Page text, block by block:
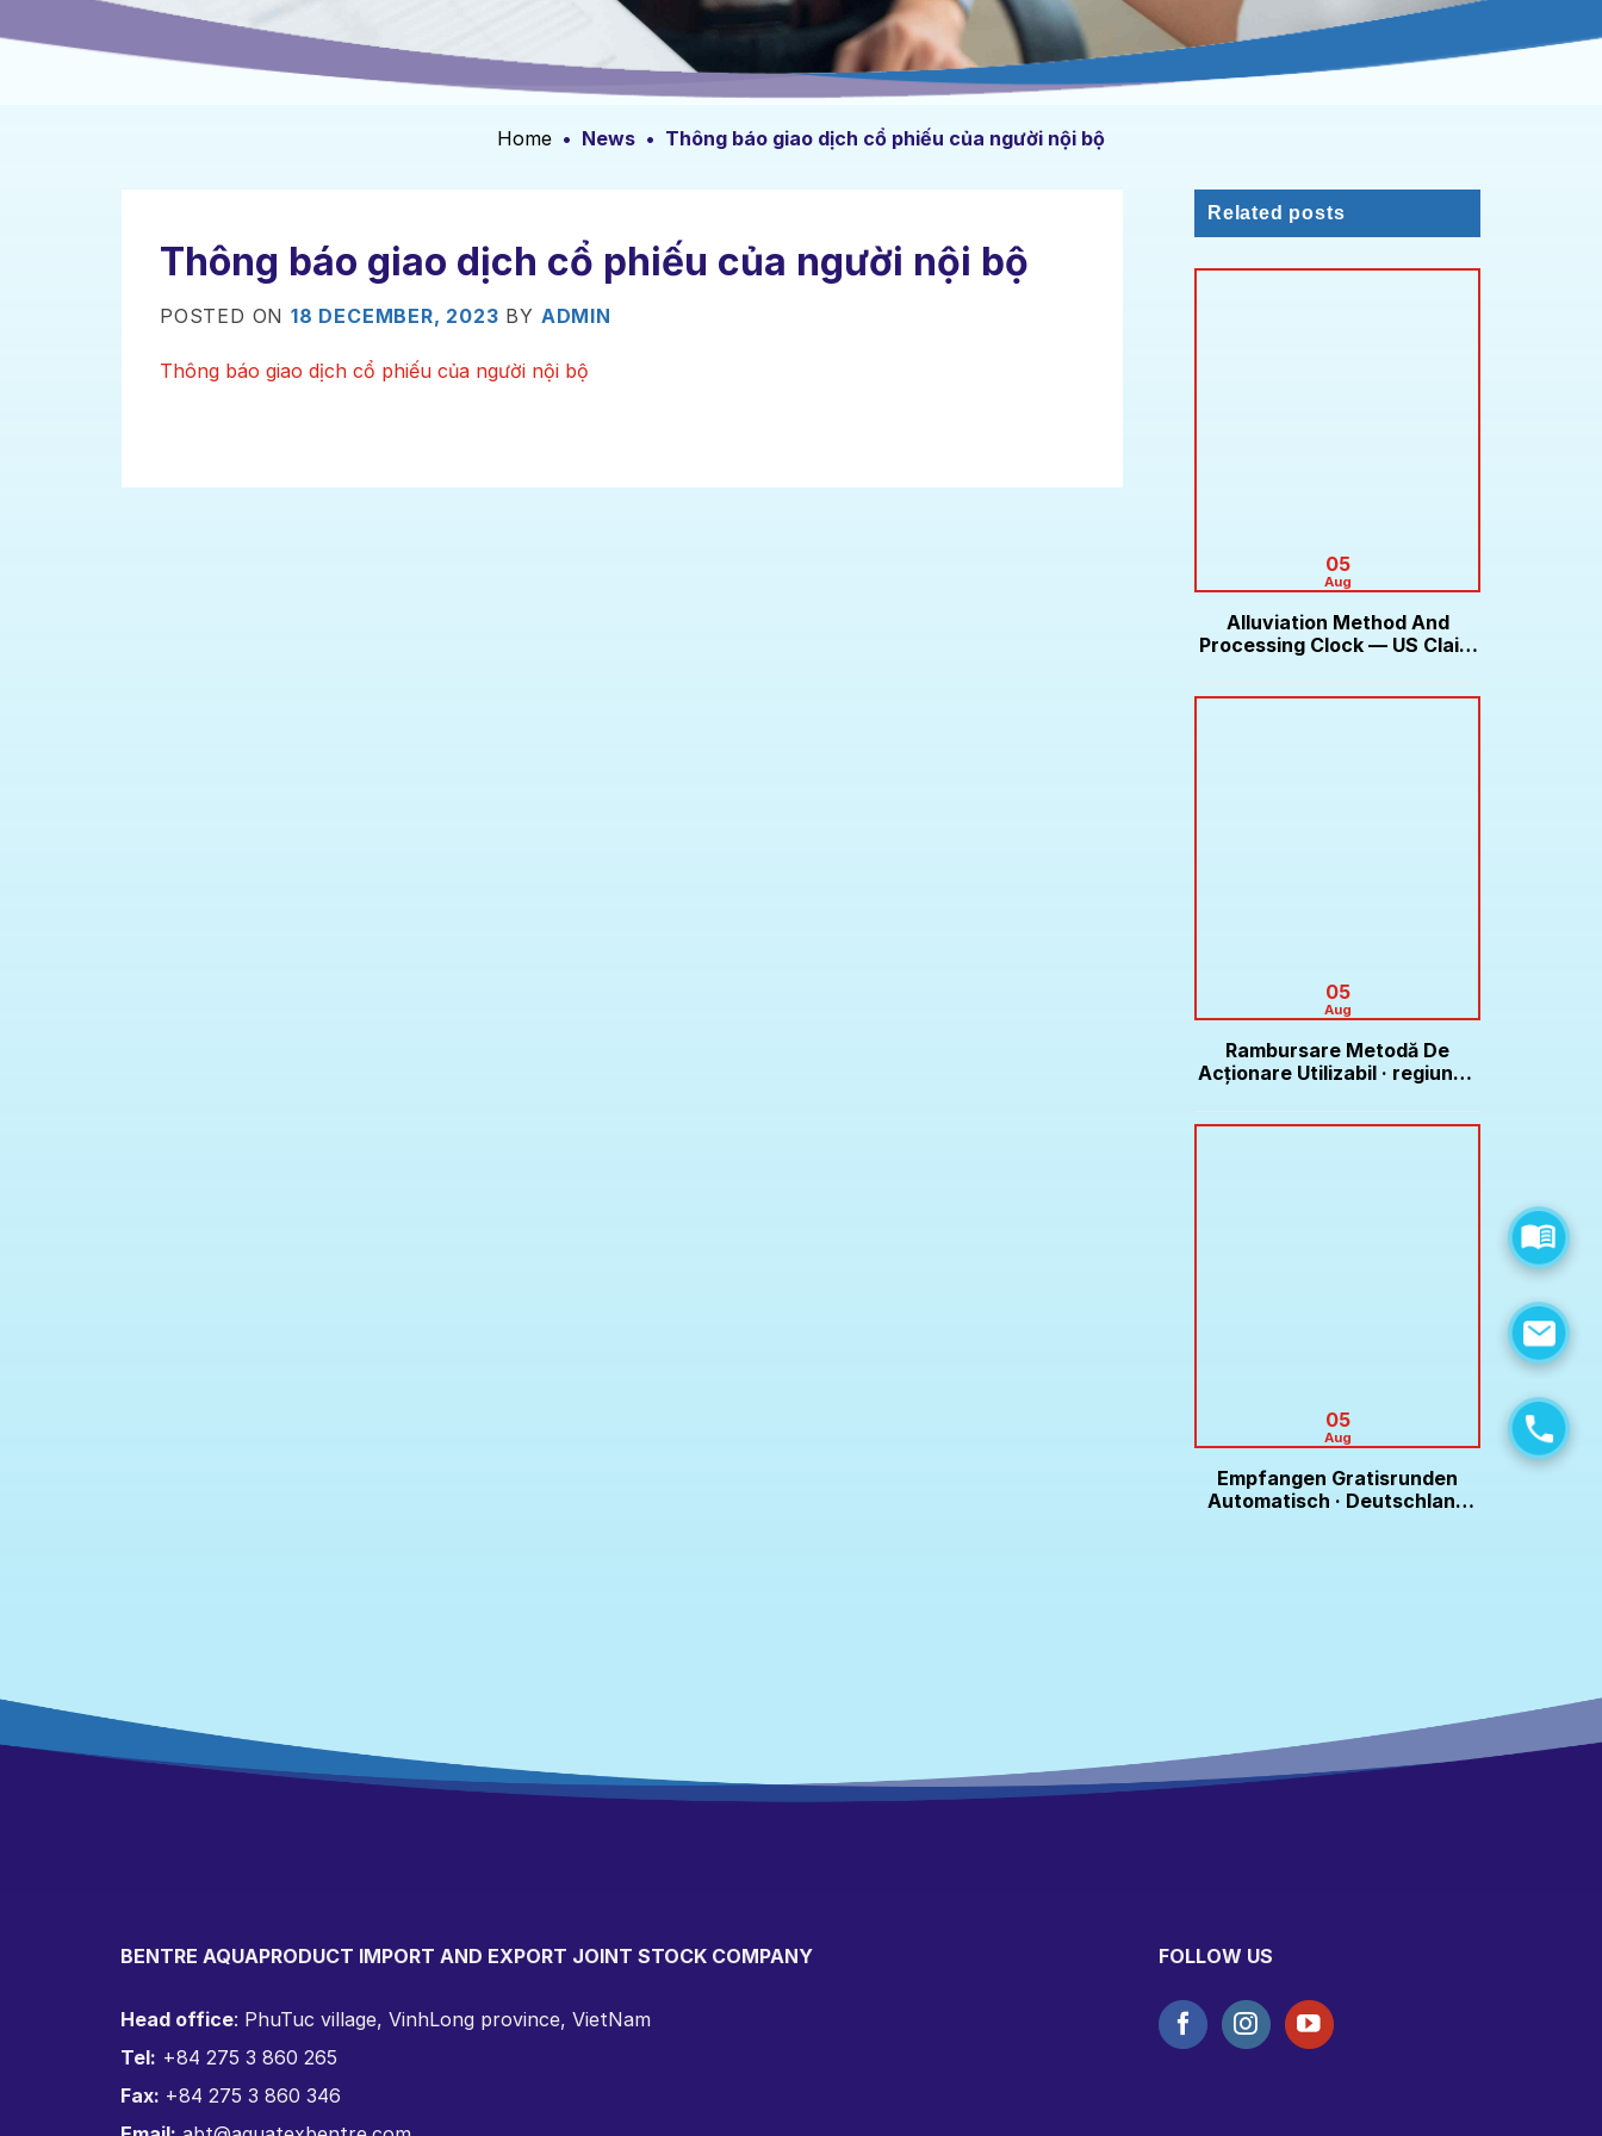
Home • News • Thông báo giao dịch cổ phiếu của người nội bộ
Thông báo giao dịch cổ phiếu của người nội bộ
POSTED ON 18 DECEMBER, 2023 BY ADMIN
Thông báo giao dịch cổ phiếu của người nội bộ
Related posts
05
Aug
Alluviation Method And
Processing Clock — US Claim
05
Aug
Rambursare Metodă De
Acționare Utilizabil · regiunea
Online Casino
05
Aug
Empfangen Gratisrunden
Automatisch · Deutschland
BENTRE AQUAPRODUCT IMPORT AND EXPORT JOINT STOCK COMPANY
Head office: PhuTuc village, VinhLong province, VietNam
Tel: +84 275 3 860 265
Fax: +84 275 3 860 346
FOLLOW US